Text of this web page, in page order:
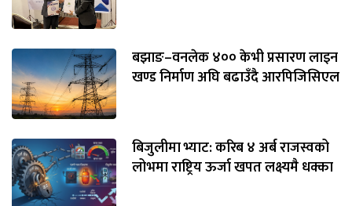
बझाङ–वनलेक ४०० केभी प्रसारण लाइन
खण्ड निर्माण अघि बढाउँदै आरपिजिसिएल
बिजुलीमा भ्याट: करिब ४ अर्ब राजस्वको
लोभमा राष्ट्रिय ऊर्जा खपत लक्ष्यमै धक्का